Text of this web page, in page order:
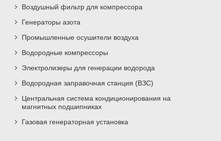
Воздушный фильтр для компрессора
Генераторы азота
Промышленные осушители воздуха
Водородные компрессоры
Электролизеры для генерации водорода
Водородная заправочная станция (ВЗС)
Центральная система кондиционирования на
магнитных подшипниках
Газовая генераторная установка